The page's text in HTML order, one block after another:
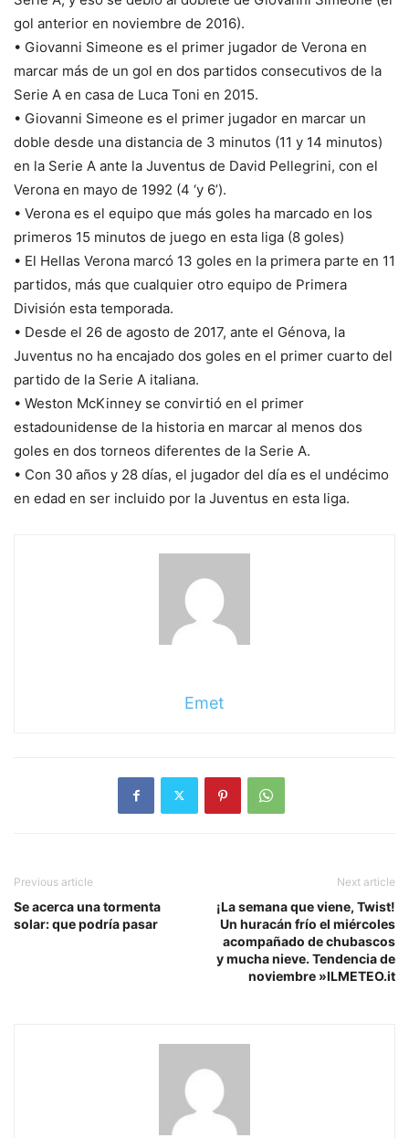
gol anterior en noviembre de 2016).
• Giovanni Simeone es el primer jugador de Verona en
marcar más de un gol en dos partidos consecutivos de la
Serie A en casa de Luca Toni en 2015.
• Giovanni Simeone es el primer jugador en marcar un
doble desde una distancia de 3 minutos (11 y 14 minutos)
en la Serie A ante la Juventus de David Pellegrini, con el
Verona en mayo de 1992 (4 ‘y 6’).
• Verona es el equipo que más goles ha marcado en los
primeros 15 minutos de juego en esta liga (8 goles)
• El Hellas Verona marcó 13 goles en la primera parte en 11
partidos, más que cualquier otro equipo de Primera
División esta temporada.
• Desde el 26 de agosto de 2017, ante el Génova, la
Juventus no ha encajado dos goles en el primer cuarto del
partido de la Serie A italiana.
• Weston McKinney se convirtió en el primer
estadounidense de la historia en marcar al menos dos
goles en dos torneos diferentes de la Serie A.
• Con 30 años y 28 días, el jugador del día es el undécimo
en edad en ser incluido por la Juventus en esta liga.
Emet
Previous article
Se acerca una tormenta
solar: que podría pasar
Next article
¡La semana que viene, Twist!
Un huracán frío el miércoles
acompañado de chubascos
y mucha nieve. Tendencia de
noviembre »ILMETEO.it